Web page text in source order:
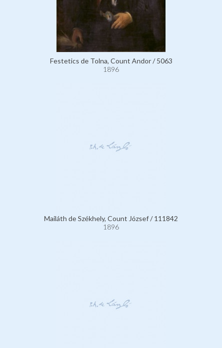
Festetics de Tolna, Count Andor / 5063
1896
Mailáth de Székhely, Count József / 111842
1896